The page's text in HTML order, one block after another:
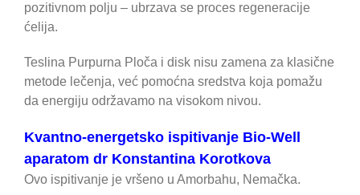
pozitivnom polju – ubrzava se proces regeneracije
ćelija.
Teslina Purpurna Ploča i disk nisu zamena za klasične
metode lečenja, već pomoćna sredstva koja pomažu
da energiju održavamo na visokom nivou.
Kvantno-energetsko ispitivanje Bio-Well
aparatom dr Konstantina Korotkova
Ovo ispitivanje je vršeno u Amorbahu, Nemačka.